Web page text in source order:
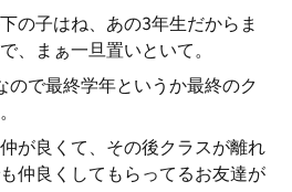
の子はね、あの3年生だからま
、まぁ一旦置いといて。
ので最終学年というか最終のク
が良くて、その後クラスが離れ
仲良くしてもらってるお友達が